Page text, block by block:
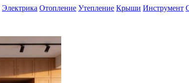
Электрика Отопление Утепление Крыши Инструмент